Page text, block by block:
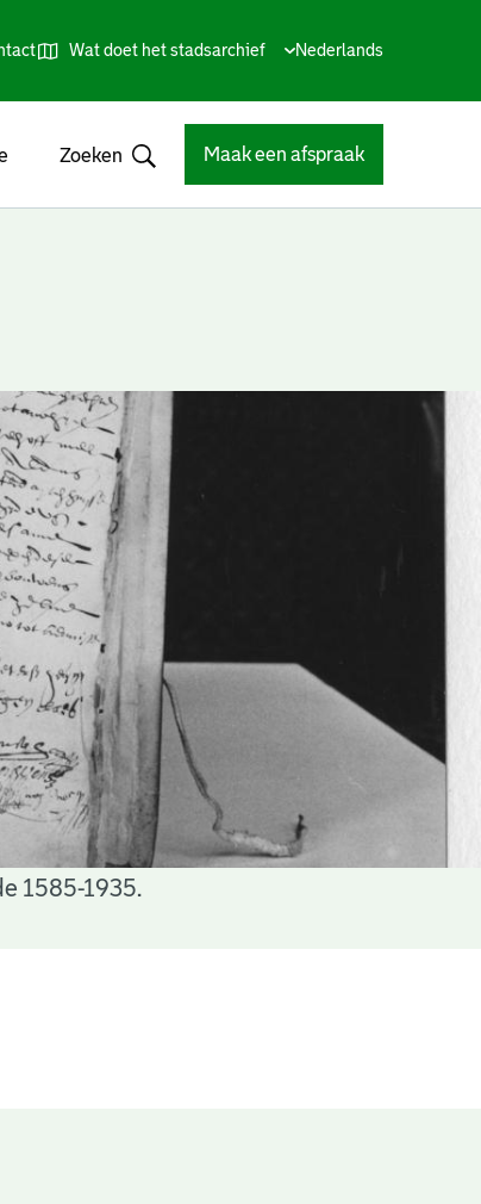
Wat doet het stadsarchief
Huidige
Nederlands
Zoeken Maak een afspraak
1585-1935.